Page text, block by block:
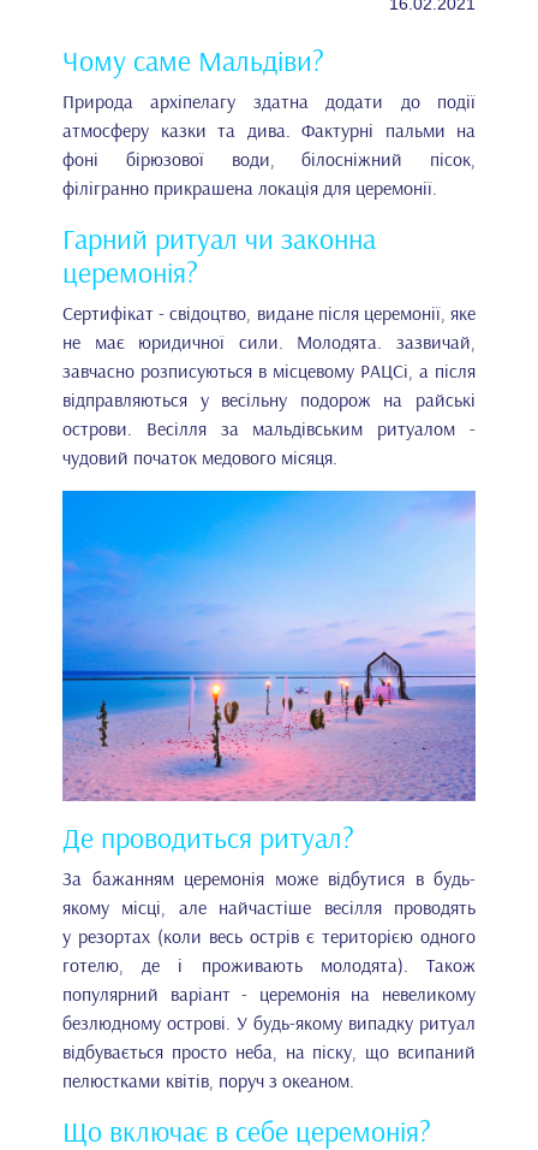
Чому саме Мальдіви?
Природа архіпелагу здатна додати до події
атмосферу казки та дива. Фактурні пальми на
фоні бірюзової води, білосніжний пісок,
філігранно прикрашена локація для церемонії.
Гарний ритуал чи законна
церемонія?
Сертифікат - свідоцтво, видане після церемонії, яке
не має юридичної сили. Молодята. зазвичай,
завчасно розписуються в місцевому РАЦСі, а після
відправляються у весільну подорож на райські
острови. Весілля за мальдівським ритуалом -
чудовий початок медового місяця.
Де проводиться ритуал?
За бажанням церемонія може відбутися в будь-
якому місці, але найчастіше весілля проводять
у резортах (коли весь острів є територією одного
готелю, де і проживають молодята). Також
популярний варіант - церемонія на невеликому
безлюдному острові. У будь-якому випадку ритуал
відбувається просто неба, на піску, що всипаний
пелюстками квітів, поруч з океаном.
Що включає в себе церемонія?